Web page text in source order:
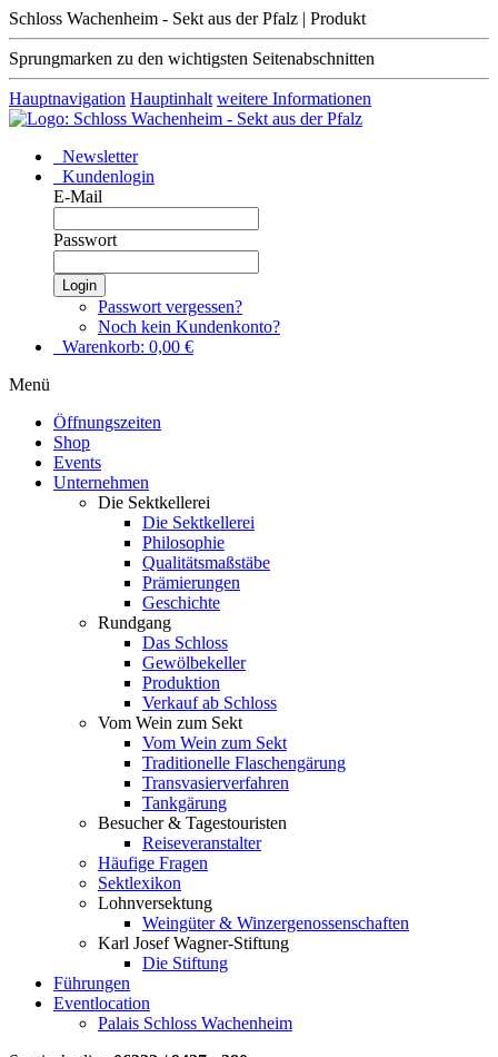
Schloss Wachenheim - Sekt aus der Pfalz | Produkt
Sprungmarken zu den wichtigsten Seitenabschnitten
Hauptnavigation Hauptinhalt weitere Informationen
Newsletter
Kundenlogin
E-Mail
Passwort
Login
Passwort vergessen?
Noch kein Kundenkonto?
Warenkorb: 0,00 €
Menü
Öffnungszeiten
Shop
Events
Unternehmen
Die Sektkellerei
Die Sektkellerei
Philosophie
Qualitätsmaßstäbe
Prämierungen
Geschichte
Rundgang
Das Schloss
Gewölbekeller
Produktion
Verkauf ab Schloss
Vom Wein zum Sekt
Vom Wein zum Sekt
Traditionelle Flaschengärung
Transvasierverfahren
Tankgärung
Besucher & Tagestouristen
Reiseveranstalter
Häufige Fragen
Sektlexikon
Lohnversektung
Weingüter & Winzergenossenschaften
Karl Josef Wagner-Stiftung
Die Stiftung
Führungen
Eventlocation
Palais Schloss Wachenheim